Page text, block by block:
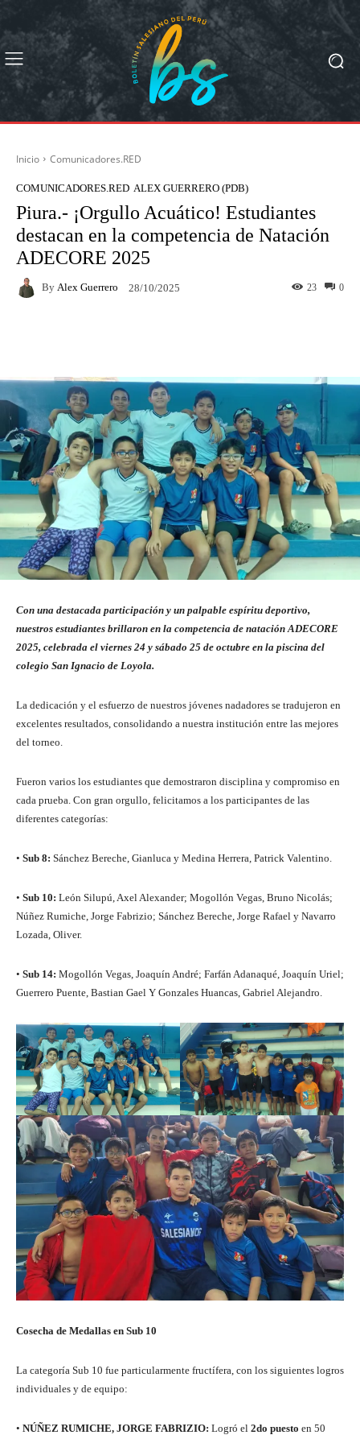
Inicio Comunicadores.RED
COMUNICADORES.RED ALEX GUERRERO (PDB)
Piura.- ¡Orgullo Acuático! Estudiantes
destacan en la competencia de Natación
ADECORE 2025
By Alex Guerrero 28/10/2025 0
23
Con una destacada participación y un palpable espíritu deportivo,
nuestros estudiantes brillaron en la competencia de natación ADECORE
2025, celebrada el viernes 24 y sábado 25 de octubre en la piscina del
colegio San Ignacio de Loyola.
La dedicación y el esfuerzo de nuestros jóvenes nadadores se tradujeron en
excelentes resultados, consolidando a nuestra institución entre las mejores
del torneo.
Fueron varios los estudiantes que demostraron disciplina y compromiso en
cada prueba. Con gran orgullo, felicitamos a los participantes de las
diferentes categorías:
• Sub 8: Sánchez Bereche, Gianluca y Medina Herrera, Patrick Valentino.
• Sub 10: León Silupú, Axel Alexander; Mogollón Vegas, Bruno Nicolás;
Núñez Rumiche, Jorge Fabrizio; Sánchez Bereche, Jorge Rafael y Navarro
Lozada, Oliver.
• Sub 14: Mogollón Vegas, Joaquín André; Farfán Adanaqué, Joaquín Uriel;
Guerrero Puente, Bastian Gael Y Gonzales Huancas, Gabriel Alejandro.
Cosecha de Medallas en Sub 10
La categoría Sub 10 fue particularmente fructífera, con los siguientes logros
individuales y de equipo:
• NÚÑEZ RUMICHE, JORGE FABRIZIO: Logró el 2do puesto en 50